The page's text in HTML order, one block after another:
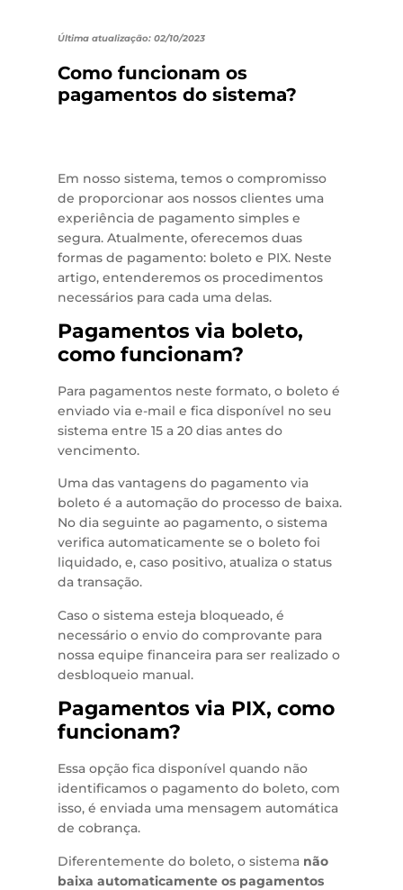
Última atualização: 02/10/2023
Como funcionam os
pagamentos do sistema?
Em nosso sistema, temos o compromisso
de proporcionar aos nossos clientes uma
experiência de pagamento simples e
segura. Atualmente, oferecemos duas
formas de pagamento: boleto e PIX. Neste
artigo, entenderemos os procedimentos
necessários para cada uma delas.
Pagamentos via boleto,
como funcionam?
Para pagamentos neste formato, o boleto é
enviado via e-mail e fica disponível no seu
sistema entre 15 a 20 dias antes do
vencimento.
Uma das vantagens do pagamento via
boleto é a automação do processo de baixa.
No dia seguinte ao pagamento, o sistema
verifica automaticamente se o boleto foi
liquidado, e, caso positivo, atualiza o status
da transação.
Caso o sistema esteja bloqueado, é
necessário o envio do comprovante para
nossa equipe financeira para ser realizado o
desbloqueio manual.
Pagamentos via PIX, como
funcionam?
Essa opção fica disponível quando não
identificamos o pagamento do boleto, com
isso, é enviada uma mensagem automática
de cobrança.
Diferentemente do boleto, o sistema não
baixa automaticamente os pagamentos